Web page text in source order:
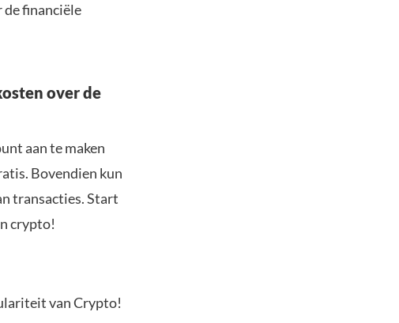
financiële
over de
aan te maken
Bovendien kun
transacties. Start
crypto!
van Crypto!